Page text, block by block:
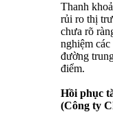
Thanh
rủi ro thị
chưa rõ
nghiệm
đường
điểm.
Hồi phục
(Công ty